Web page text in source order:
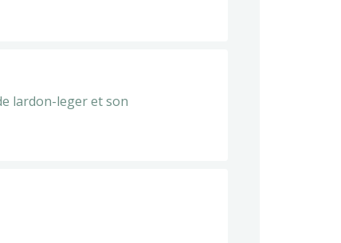
lardon-leger et son